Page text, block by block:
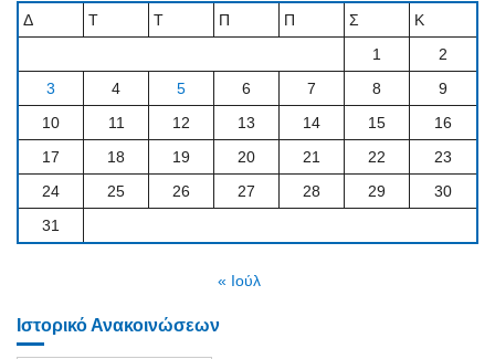
Δ Τ Τ Π Π Σ
Κ
1
2
3
4 5 6 7 8
9
10
11 12 13 14 15
16
17
18 19 20 21 22
23
24
25 26 27 28 29
30
31
« Ιούλ
Ιστορικό Ανακοινώσεων